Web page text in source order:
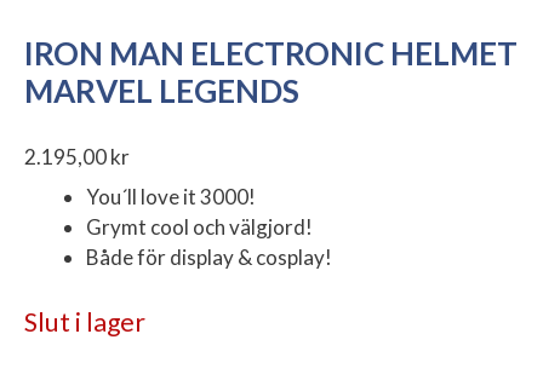
IRON MAN ELECTRONIC HELMET
MARVEL LEGENDS
2.195,00kr
You´ll love it 3000!
Grymt cool och välgjord!
Både för display & cosplay!
Slut i lager